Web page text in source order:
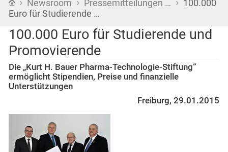
Startseite
Newsroom Pressemitteilungen …
100.000
Euro für Studierende …
100.000 Euro für Studierende und
Promovierende
Die „Kurt H. Bauer Pharma-Technologie-Stiftung“
ermöglicht Stipendien, Preise und finanzielle
Unterstützungen
Freiburg, 29.01.2015